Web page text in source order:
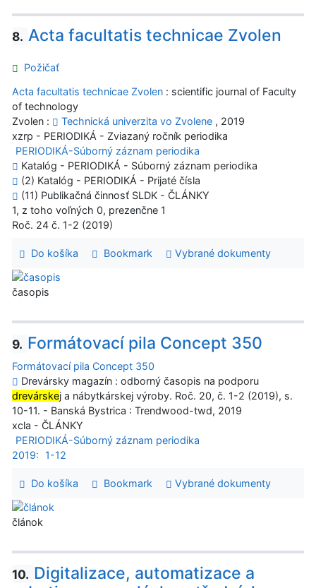
8. Acta facultatis technicae Zvolen
Požičať
Acta facultatis technicae Zvolen : scientific journal of Faculty
of technology
Zvolen :
Technická univerzita vo Zvolene , 2019
xzrp - PERIODIKÁ - Zviazaný ročník periodika
PERIODIKÁ-Súborný záznam periodika
Katalóg - PERIODIKÁ - Súborný záznam periodika
(2) Katalóg - PERIODIKÁ - Prijaté čísla
(11) Publikačná činnosť SLDK - ČLÁNKY
1, z toho voľných 0, prezenčne 1
Roč. 24 č. 1-2 (2019)
Do košíka Bookmark Vybrané dokumenty
časopis
9. Formátovací pila Concept 350
Formátovací pila Concept 350
Drevársky magazín : odborný časopis na podporu
drevárskej a nábytkárskej výroby. Roč. 20, č. 1-2 (2019), s.
10-11. - Banská Bystrica : Trendwood-twd, 2019
xcla - ČLÁNKY
PERIODIKÁ-Súborný záznam periodika
2019:
1-12
Do košíka Bookmark Vybrané dokumenty
článok
10. Digitalizace, automatizace a